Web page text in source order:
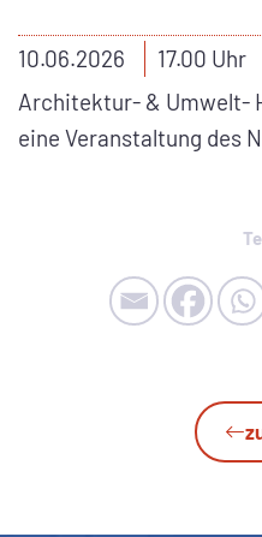
10.06.2026
17.00 Uhr
Architektur- & Umwelt-
eine Veranstaltung des